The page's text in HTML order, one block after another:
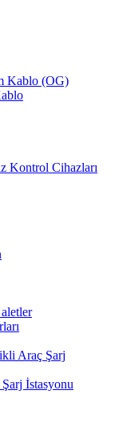
Kablo (OG)
Kontrol Cihazları
Araç Şarj
İstasyonu